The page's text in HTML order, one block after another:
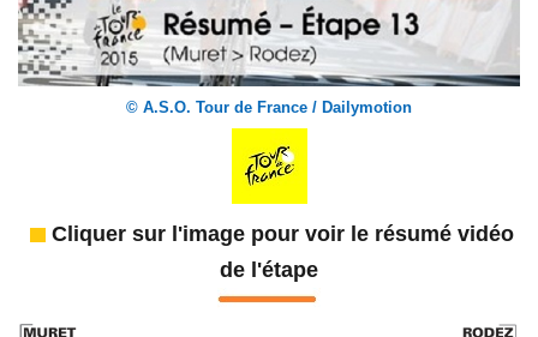
© A.S.O. Tour de France / Dailymotion
Cliquer sur l'image pour voir le résumé vidéo
de l'étape